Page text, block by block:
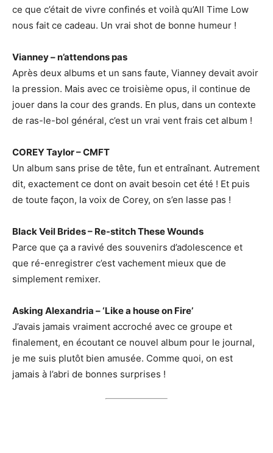
ce que c’était de vivre confinés et voilà qu’All Time Low
nous fait ce cadeau. Un vrai shot de bonne humeur !
Vianney – n’attendons pas
Après deux albums et un sans faute, Vianney devait avoir
la pression. Mais avec ce troisième opus, il continue de
jouer dans la cour des grands. En plus, dans un contexte
de ras-le-bol général, c’est un vrai vent frais cet album !
COREY Taylor – CMFT
Un album sans prise de tête, fun et entraînant. Autrement
dit, exactement ce dont on avait besoin cet été ! Et puis
de toute façon, la voix de Corey, on s’en lasse pas !
Black Veil Brides – Re-stitch These Wounds
Parce que ça a ravivé des souvenirs d’adolescence et
que ré-enregistrer c’est vachement mieux que de
simplement remixer.
Asking Alexandria – ‘Like a house on Fire’
J’avais jamais vraiment accroché avec ce groupe et
finalement, en écoutant ce nouvel album pour le journal,
je me suis plutôt bien amusée. Comme quoi, on est
jamais à l’abri de bonnes surprises !